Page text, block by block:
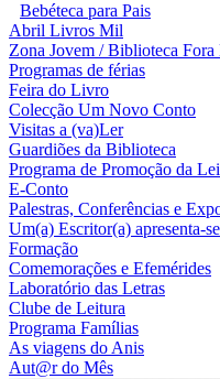
Bebéteca para Pais
Abril Livros Mil
Zona Jovem / Biblioteca Fora
Programas de férias
Feira do Livro
Colecção Um Novo Conto
Visitas a (va)Ler
Guardiões da Biblioteca
Programa de Promoção da
E-Conto
Palestras, Conferências e
Um(a) Escritor(a) apresenta-se
Formação
Comemorações e Efemérides
Laboratório das Letras
Clube de Leitura
Programa Famílias
As viagens do Anis
Aut@r do Mês